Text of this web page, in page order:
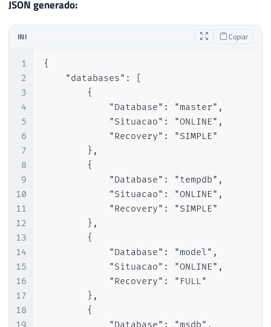
JSON generado:
INI Copiar
1
2
3
4
5
6
7
8
9
10
11
12
13
14
15
16
17
18
{
    "databases": [
        {
            "Database": "master",
            "Situacao": "ONLINE",
            "Recovery": "SIMPLE"
        },
        {
            "Database": "tempdb",
            "Situacao": "ONLINE",
            "Recovery": "SIMPLE"
        },
        {
            "Database": "model",
            "Situacao": "ONLINE",
            "Recovery": "FULL"
        },
        {